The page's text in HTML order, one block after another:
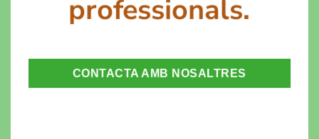
professionals.
CONTACTA AMB NOSALTRES